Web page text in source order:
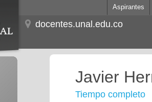
Aspirantes
docentes.unal.edu.co
Javier
Tiempo completo